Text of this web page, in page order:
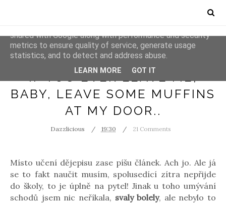
WRITE
IF YOU EVER LEAVE ME,
BABY, LEAVE SOME MUFFINS
AT MY DOOR..
Dazzlicious 19:30 21 Comments
Místo učení dějepisu zase píšu článek. Ach jo. Ale já
se to fakt naučit musím, spolusedící zítra nepřijde
do školy, to je úplně na pytel! Jinak u toho umývání
schodů jsem nic neříkala, svaly bolely, ale nebylo to
This site uses cookies from Google to deliver its services
shared with Google along with performance and security
metrics to ensure quality of service, generate usage
statistics, and to detect and address abuse.
LEARN MORE GOT IT